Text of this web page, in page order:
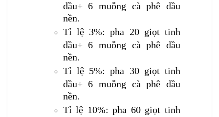
dầu+ 6 muỗng cà phê dầu
nền.
Tỉ lệ 3%: pha 20 giọt tinh
dầu+ 6 muỗng cà phê dầu
nền.
Tỉ lệ 5%: pha 30 giọt tinh
dầu+ 6 muỗng cà phê dầu
nền.
Tỉ lệ 10%: pha 60 giọt tinh